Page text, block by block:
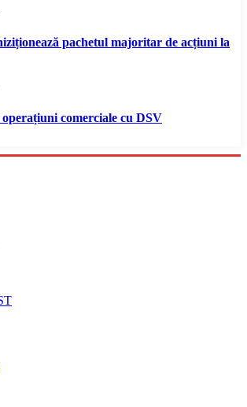
pachetul majoritar de acțiuni la
comerciale cu DSV